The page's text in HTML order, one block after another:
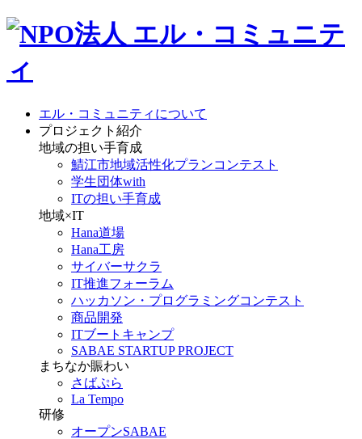
エル・コミュニティについて
プロジェクト紹介
地域の担い手育成
鯖江市地域活性化プランコンテスト
学生団体with
ITの担い手育成
地域×IT
Hana道場
Hana工房
サイバーサクラ
IT推進フォーラム
ハッカソン・プログラミングコンテスト
商品開発
ITブートキャンプ
SABAE STARTUP PROJECT
まちなか賑わい
さばぷら
La Tempo
研修
オープンSABAE